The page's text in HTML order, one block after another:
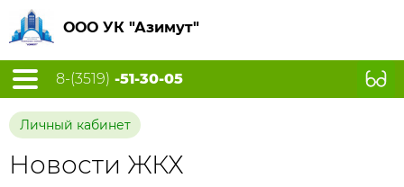
ООО УК "Азимут"
8-(3519) -51-30-05
Личный кабинет
Новости ЖКХ